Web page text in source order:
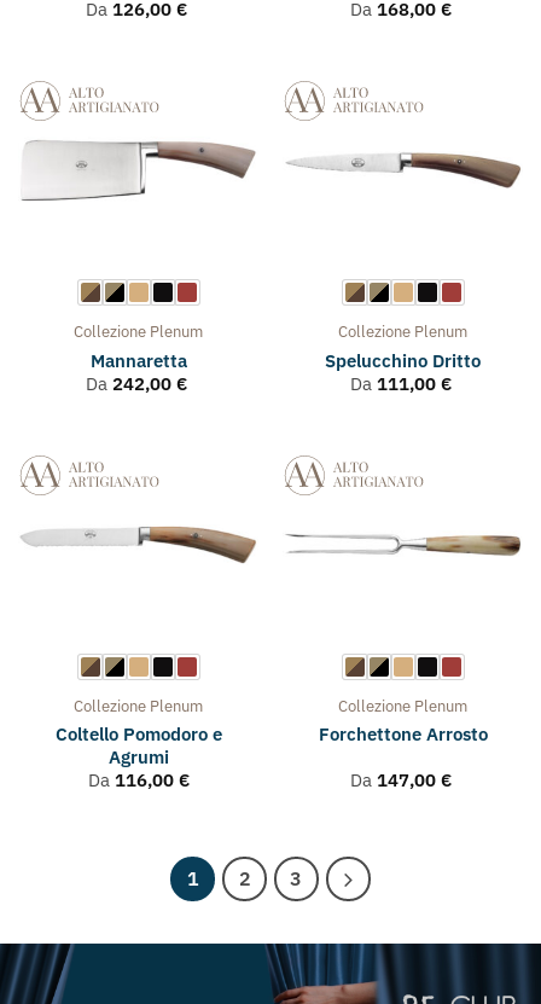
CollezionePlenum
Mannaretta
Da242,00€
CollezionePlenum
Spelucchino Dritto
Da111,00€
CollezionePlenum
Coltello Pomodoro e
Agrumi
Da116,00
CollezionePlenum
Forchettone Arrosto
1 2 3